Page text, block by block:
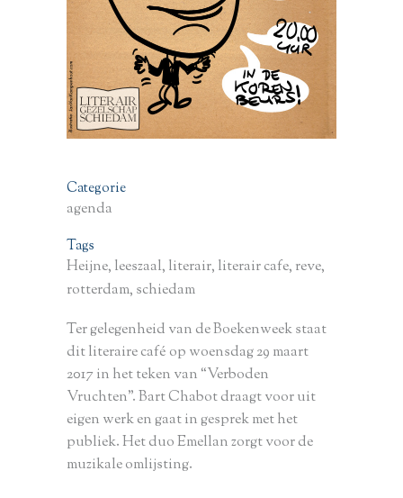
Categorie
agenda
Tags
Heijne, leeszaal, literair, literair cafe, reve,
rotterdam, schiedam
Ter gelegenheid van de Boekenweek staat
dit literaire café op woensdag 29 maart
2017 in het teken van “Verboden
Vruchten”. Bart Chabot draagt voor uit
eigen werk en gaat in gesprek met het
publiek. Het duo Emellan zorgt voor de
muzikale omlijsting.